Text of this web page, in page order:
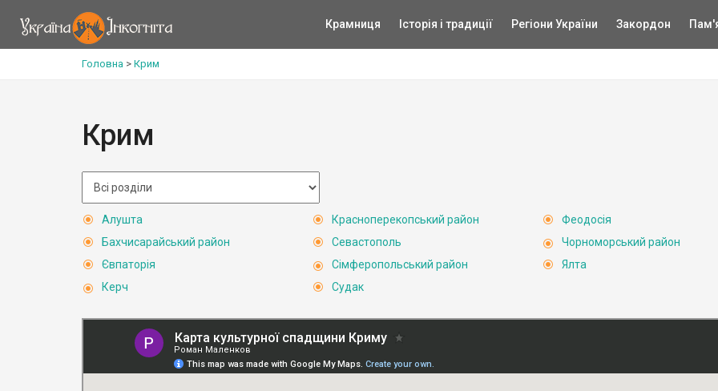
Крамниця Історія і традиції Регіони України Закордон
Головна > Крим
Крим
Алушта
Бахчисарайський район
Євпаторія
Керч
Красноперекопський район
Севастополь
Сімферопольський район
Судак
Феодосія
Чорноморський район
Ялта